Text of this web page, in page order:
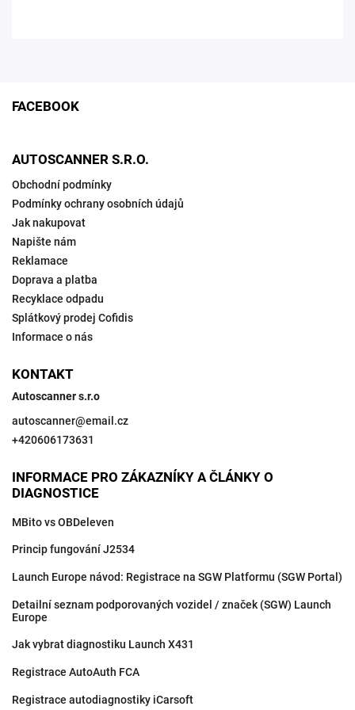
FACEBOOK
AUTOSCANNER S.R.O.
Obchodní podmínky
Podmínky ochrany osobních údajů
Jak nakupovat
Napište nám
Reklamace
Doprava a platba
Recyklace odpadu
Splátkový prodej Cofidis
Informace o nás
KONTAKT
Autoscanner s.r.o
autoscanner@email.cz
+420606173631
INFORMACE PRO ZÁKAZNÍKY A ČLÁNKY O
DIAGNOSTICE
MBito vs OBDeleven
Princip fungování J2534
Launch Europe návod: Registrace na SGW Platformu (SGW Portal)
Detailní seznam podporovaných vozidel / značek (SGW) Launch
Europe
Jak vybrat diagnostiku Launch X431
Registrace AutoAuth FCA
Registrace autodiagnostiky iCarsoft